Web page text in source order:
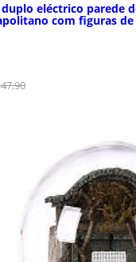
eléctrico parede
com figuras